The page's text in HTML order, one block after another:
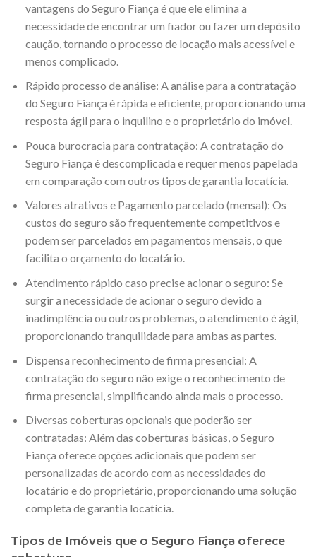
vantagens do Seguro Fiança é que ele elimina a
necessidade de encontrar um fiador ou fazer um depósito
caução, tornando o processo de locação mais acessível e
menos complicado.
Rápido processo de análise: A análise para a contratação
do Seguro Fiança é rápida e eficiente, proporcionando uma
resposta ágil para o inquilino e o proprietário do imóvel.
Pouca burocracia para contratação: A contratação do
Seguro Fiança é descomplicada e requer menos papelada
em comparação com outros tipos de garantia locatícia.
Valores atrativos e Pagamento parcelado (mensal): Os
custos do seguro são frequentemente competitivos e
podem ser parcelados em pagamentos mensais, o que
facilita o orçamento do locatário.
Atendimento rápido caso precise acionar o seguro: Se
surgir a necessidade de acionar o seguro devido a
inadimplência ou outros problemas, o atendimento é ágil,
proporcionando tranquilidade para ambas as partes.
Dispensa reconhecimento de firma presencial: A
contratação do seguro não exige o reconhecimento de
firma presencial, simplificando ainda mais o processo.
Diversas coberturas opcionais que poderão ser
contratadas: Além das coberturas básicas, o Seguro
Fiança oferece opções adicionais que podem ser
personalizadas de acordo com as necessidades do
locatário e do proprietário, proporcionando uma solução
completa de garantia locatícia.
Tipos de Imóveis que o Seguro Fiança oferece